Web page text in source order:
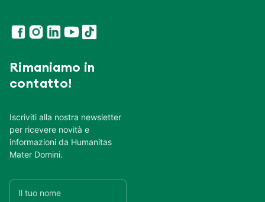
Rimaniamo in
contatto!
Iscriviti alla nostra newsletter
per ricevere novità e
informazioni da Humanitas
Mater Domini.